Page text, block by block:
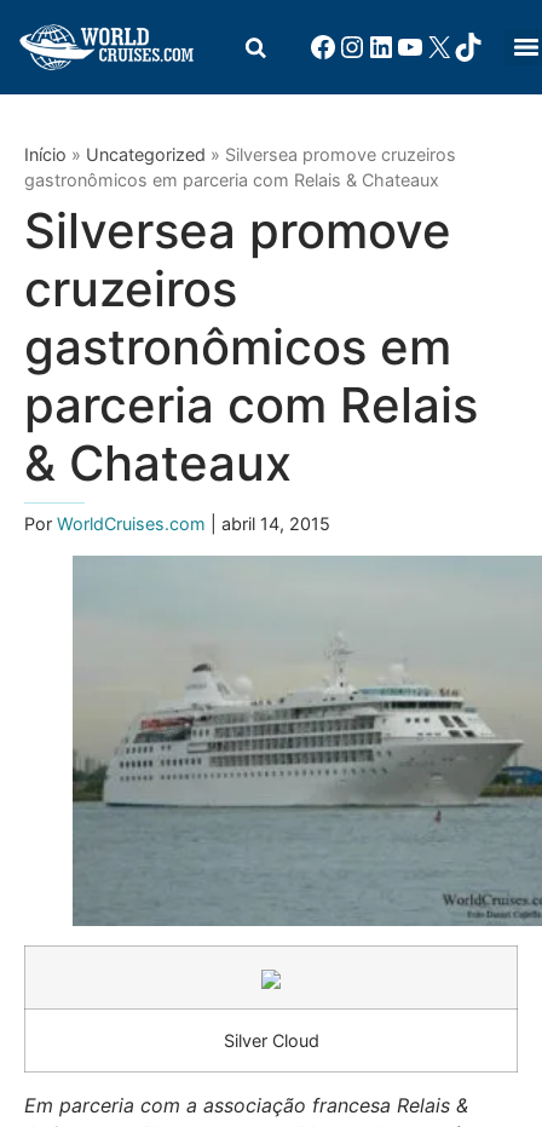
Início » Uncategorized » Silversea promove cruzeiros
gastronômicos em parceria com Relais & Chateaux
Silversea promove
cruzeiros
gastronômicos em
parceria com Relais
& Chateaux
Por WorldCruises.com | abril 14, 2015
Silver Cloud
Em parceria com a associação francesa Relais &